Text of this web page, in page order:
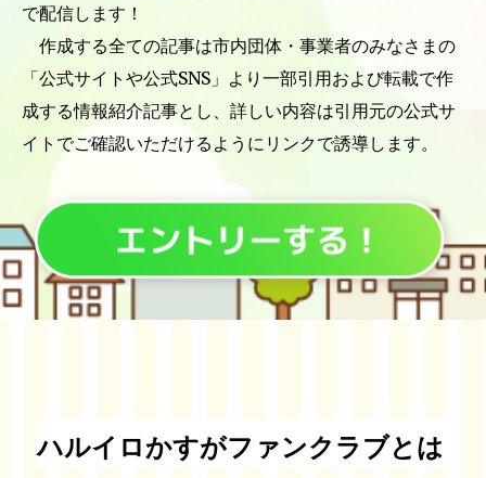
で配信します！
作成する全ての記事は市内団体・事業者のみなさまの
「公式サイトや公式SNS」より 一部引用および転載で作
成する情報紹介記事とし、 詳しい内容は引用元の公式サ
イトでご確認いただけるようにリンクで誘導します。
ハルイロかすがファンクラブとは